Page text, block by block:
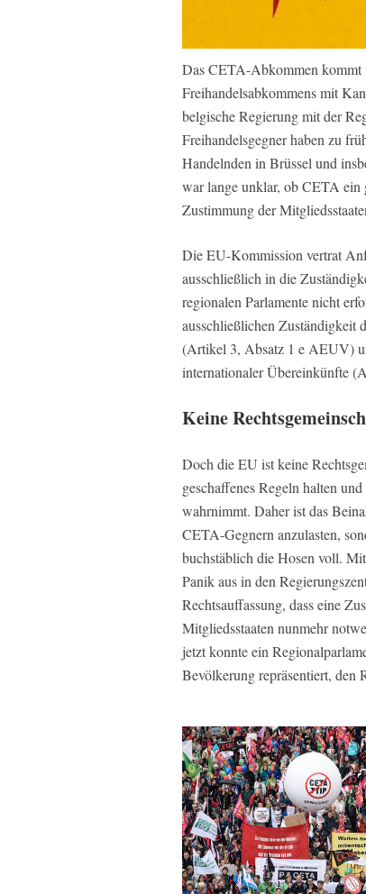
Das CETA-Abkommen
Freihandelsabkommens mit
belgische Regierung mit der
Freihandelsgegner haben zu
Handelnden in Brüssel und
war lange unklar, ob CETA ein
Zustimmung der
Die EU-Kommission vertrat
ausschließlich in die
regionalen Parlamente nicht
ausschließlichen Zuständigkeit
(Artikel 3, Absatz 1 e AEUV)
internationaler Übereinkünfte
Keine
Doch die EU ist keine
geschaffenes Regeln halten
wahrnimmt. Daher ist das
CETA-Gegnern anzulasten,
buchstäblich die Hosen voll.
Panik aus in den
Rechtsauffassung, dass eine
Mitgliedsstaaten nunmehr
jetzt konnte ein
Bevölkerung repräsentiert, den